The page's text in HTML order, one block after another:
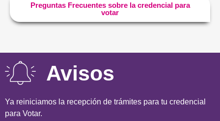
Preguntas Frecuentes sobre la credencial para
votar
Avisos
Ya reiniciamos la recepción de trámites para tu credencial
para Votar.